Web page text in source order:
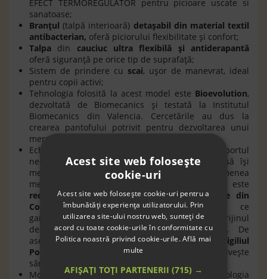
EFECT TERMOREGULATOR pentru picioare uscate si
sanatoase;
Branțul(talpă interioară) detaşabil din material textil
antibacterian, oferă piciorului flexibilitate şi confort;
Talpa din cauciuc ultra flexibilă și antiderapantă
oferă siguranță pe orice tip de suprafață;
Sistem de prindere cu scai, ușor de manevrat, ideal
pentru copii activi;
Tehnologia folosită la acest model este Bioevolution,
dezvoltată de Biomecanics şi testată la Institutul
Biomecanics din Valencia. Cercetările au dus la
crearea pantofului potrivit pentru dezvoltarea unui
mers sănătos şi natural;
Echipat cu
oferă suportul
necesar pentru primii pași, ajutând copilul să își
mențină echilibrul într-un mod natural, asemenea
mersului desculț.
este
recomandatdeColegiul Oficial de Podologie din
Comunitatea Valenciană (ICOPCV), ceea ce
garantează calitatea și eficiența tehnologiei în sprijinul
dezvoltării corecte a mersului celor mici. De
asemenea, tehnologia beneficiază de
sigiliul
Podologic
, ce certifică excelența în ceea ce privește
sănătatea și bunăstarea picioarelor;
Modelul este echipat cu tehnologia
Acest site web folosește
cookie-uri
Acest site web folosește cookie-uri pentru a
îmbunătăți experiența utilizatorului. Prin
utilizarea site-ului nostru web, sunteți de
acord cu toate cookie-urile în conformitate cu
Politica noastră privind cookie-urile.Află mai
multe
AFIȘAȚI TOȚI PARTENERII (715) →